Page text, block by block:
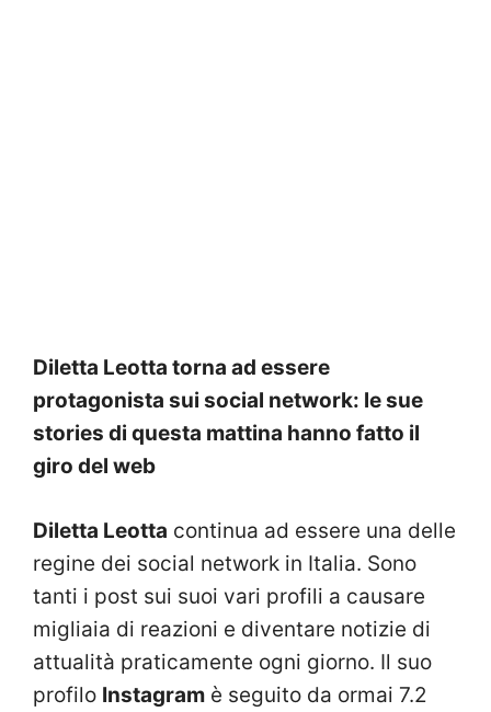
Diletta Leotta torna ad essere
protagonista sui social network: le sue
stories di questa mattina hanno fatto il
giro del web
Diletta Leotta continua ad essere una delle
regine dei social network in Italia. Sono
tanti i post sui suoi vari profili a causare
migliaia di reazioni e diventare notizie di
attualità praticamente ogni giorno. Il suo
profilo Instagram è seguito da ormai 7.2